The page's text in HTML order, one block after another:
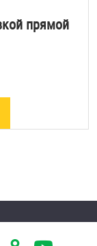
прямой